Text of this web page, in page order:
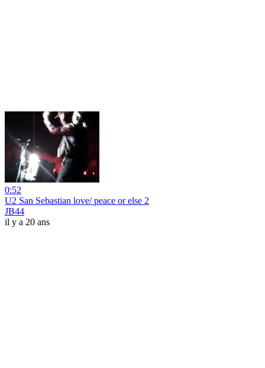
0:52
U2 San Sebastian love/ peace or else 2
JB44
il y a 20 ans